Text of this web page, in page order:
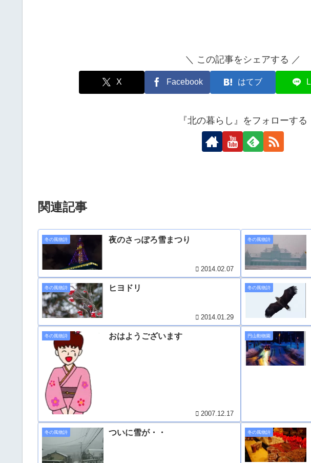
＼ この記事をシェアする ／
X Facebook はてブ
『北の暮らし』をフォローする
関連記事
冬の風物詩 夜のさっぽろ雪まつり
2014.02.07
冬の風物詩
冬の風物詩 ヒヨドリ
2014.01.29
冬の風物詩
冬の風物詩 おはようございます
2007.12.17
円山動物園
冬の風物詩 ついに雪が・・ 冬の風物詩